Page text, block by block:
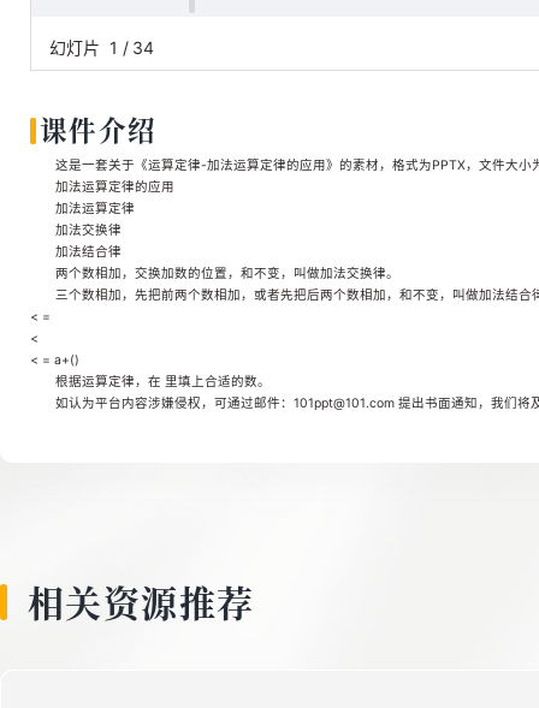
6
8
幻灯片 1 / 34
课件介绍
这是一套关于《运算定律-加法运算定律的应用》的素材，格式为PPTX，文件大
加法运算定律的应用
加法运算定律
加法交换律
加法结合律
两个数相加，交换加数的位置，和不变，叫做加法交换律。
三个数相加，先把前两个数相加，或者先把后两个数相加，和不变，叫做加法结合
< =
<
< = a+()
根据运算定律，在 里填上合适的数。
如认为平台内容涉嫌侵权，可通过邮件：101ppt@101.com 提出书面通知，我们将
相关资源推荐